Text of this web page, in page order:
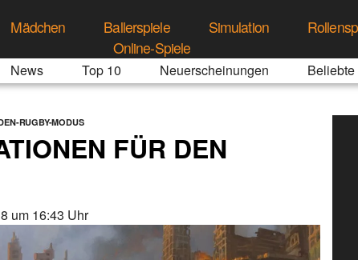
Mädchen Ballerspiele Simulation
Online-Spiele
News Top 10 Neuerscheinungen
RUGBY-MODUS
FÜR DEN
um 16:43 Uhr